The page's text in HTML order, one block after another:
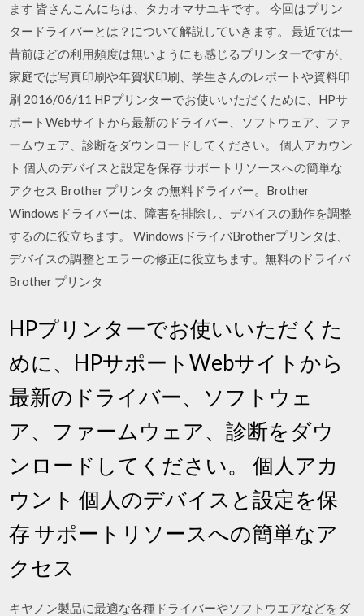
ます 皆さんこんにちは、タカオマサユキです。 今回はプリン
タードライバーとは？について解説していきます。 最近では一
昔前ほどの利用頻度は無いようにも感じるプリンターですが、
家庭では写真印刷や年賀状印刷、学生さんのレポートや資料印
刷 2016/06/11 HPプリンターでお使いいただくために、HPサ
ポートWebサイトから最新のドライバー、ソフトウェア、ファ
ームウェア、診断をダウンロードしてください。 個人アカウン
ト 個人のデバイスと設定を保存 サポートリソースへの簡単な
アクセス Brother プリンタ の無料ドライバー。Brother
Windowsドライバーは、障害を排除し、デバイスの動作を調整
するのに役立ちます。 WindowsドライバBrotherプリンタは、
デバイスの調整とエラーの修正に役立ちます。無料のドライバ
Brother プリンタ
HPプリンターでお使いいただくた
めに、HPサポートWebサイトから
最新のドライバー、ソフトウェ
ア、ファームウェア、診断をダウ
ンロードしてください。 個人アカ
ウント 個人のデバイスと設定を保
存 サポートリソースへの簡単なア
クセス
キヤノン製品に最適な各種ドライバーやソフトウエアなどをダ